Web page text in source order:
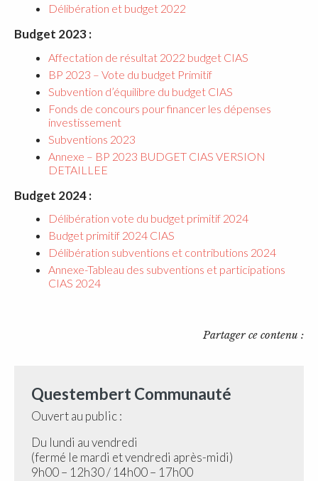
Délibération et budget 2022
Budget 2023 :
Affectation de résultat 2022 budget CIAS
BP 2023 – Vote du budget Primitif
Subvention d’équilibre du budget CIAS
Fonds de concours pour financer les dépenses
investissement
Subventions 2023
Annexe – BP 2023 BUDGET CIAS VERSION
DETAILLEE
Budget 2024 :
Délibération vote du budget primitif 2024
Budget primitif 2024 CIAS
Délibération subventions et contributions 2024
Annexe-Tableau des subventions et participations
CIAS 2024
Partager ce contenu :
Questembert Communauté
Ouvert au public :
Du lundi au vendredi
(fermé le mardi et vendredi après-midi)
9h00 – 12h30 / 14h00 – 17h00